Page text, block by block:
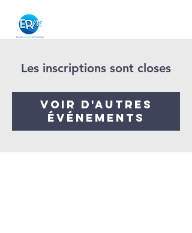
Les inscriptions sont closes
Voir d'autres
événements